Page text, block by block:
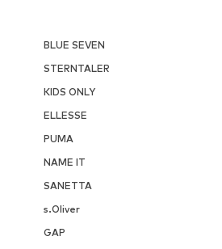
BLUE SEVEN
STERNTALER
KIDS ONLY
ELLESSE
PUMA
NAME IT
SANETTA
s.Oliver
GAP